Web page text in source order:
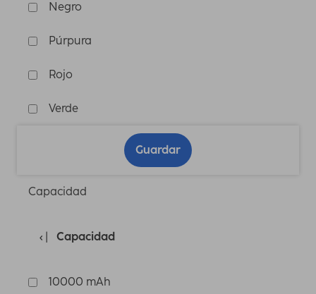
Negro
Púrpura
Rojo
Verde
Guardar
Capacidad
Capacidad
10000 mAh